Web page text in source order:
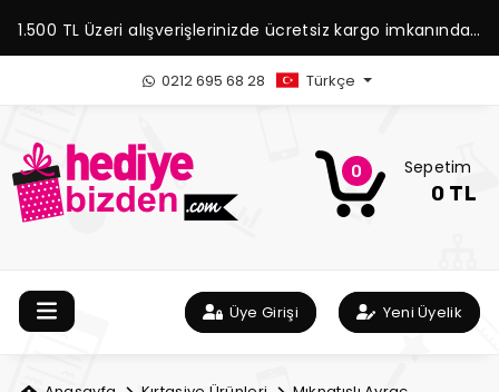
1.500 TL Üzeri alışverişlerinizde ücretsiz kargo imkanından
yararlanabilirsiniz.
0212 695 68 28 Türkçe
0 Sepetim
0 TL
Üye Girişi Yeni Üyelik